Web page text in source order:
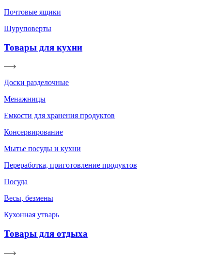
Почтовые ящики
Шуруповерты
Товары для кухни
Доски разделочные
Менажницы
Емкости для хранения продуктов
Консервирование
Мытье посуды и кухни
Переработка, приготовление продуктов
Посуда
Весы, безмены
Кухонная утварь
Товары для отдыха